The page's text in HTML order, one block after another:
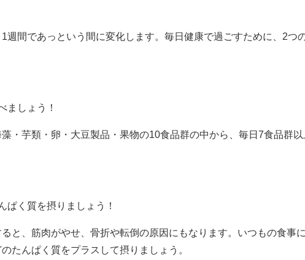
週間であっという間に変化します。毎日健康で過ごすために、2つ
ましょう！
・芋類・卵・大豆製品・果物の10食品群の中から、毎日7食品群以
ぱく質を摂りましょう！
と、筋肉がやせ、骨折や転倒の原因にもなります。いつもの食事
たんぱく質をプラスして摂りましょう。